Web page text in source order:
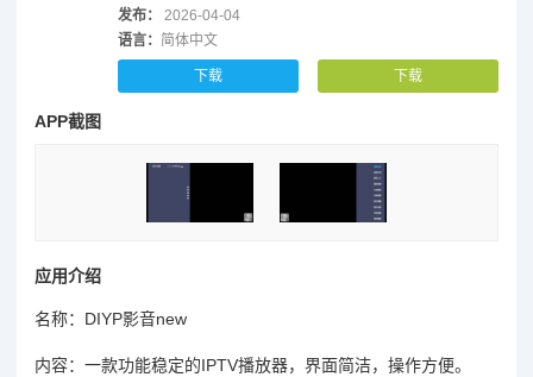
发布：
2026-04-04
语言： 简体中文
下载 下载
APP截图
应用介绍
名称：DIYP影音new
内容：一款功能稳定的IPTV播放器，界面简洁，操作方便。